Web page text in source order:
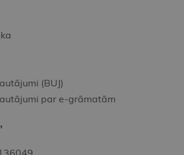
(BUJ)
par e-grāmatām